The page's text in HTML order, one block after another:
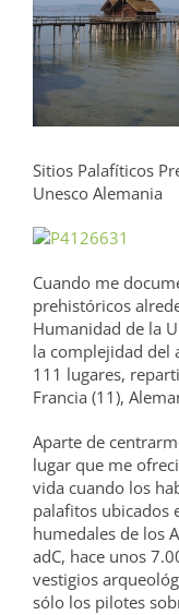
Sitios Palafíticos
Unesco Alemania
Cuando me
prehistóricos
Humanidad de la
la complejidad del
111 lugares,
Francia (11),
Aparte de
lugar que me
vida cuando los
palafitos ubicados
humedales de los
adC, hace unos
vestigios
sólo los pilotes